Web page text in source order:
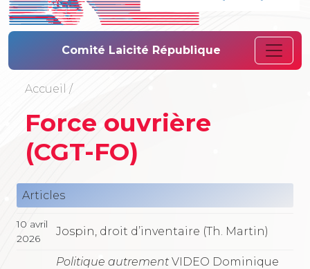
Comité Laïcité
Comité Laicité République
Accueil /
Force ouvrière
(CGT-FO)
Articles
10 avril
2026
Jospin, droit d’inventaire (Th. Martin)
Politique autrement VIDEO Dominique